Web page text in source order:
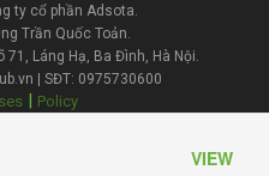
VIEW
ty cổ phần Adsota.
Trần Quốc Toản.
Láng Hạ, Ba Đình, Hà Nội.
| SĐT: 0975730600
| Policy
đăng bài